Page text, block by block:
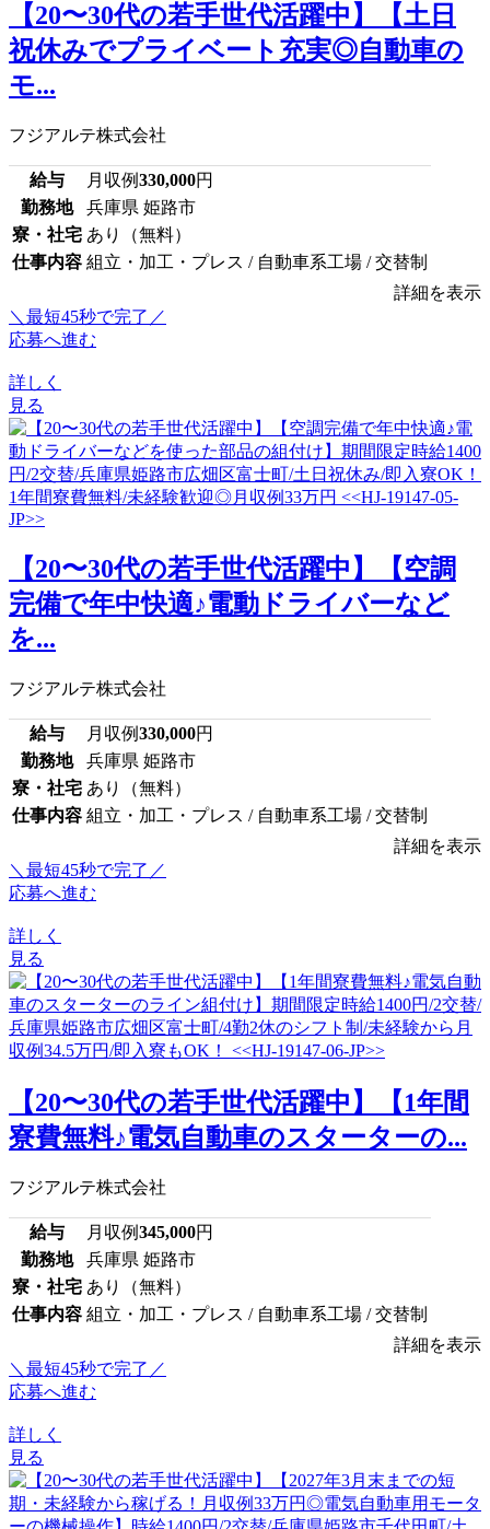
【20〜30代の若手世代活躍中】【土日
祝休みでプライベート充実◎自動車の
モ...
フジアルテ株式会社
給与 月収例330,000円
勤務地
兵庫県 姫路市
寮・社宅 あり（無料）
仕事内容 組立・加工・プレス / 自動車系工場 / 交替制
詳細を表示
＼最短45秒で完了／
応募へ進む
詳しく
見る
【20〜30代の若手世代活躍中】【空調
完備で年中快適♪電動ドライバーなど
を...
フジアルテ株式会社
給与 月収例330,000円
勤務地
兵庫県 姫路市
寮・社宅 あり（無料）
仕事内容 組立・加工・プレス / 自動車系工場 / 交替制
詳細を表示
＼最短45秒で完了／
応募へ進む
詳しく
見る
【20〜30代の若手世代活躍中】【1年間
寮費無料♪電気自動車のスターターの...
フジアルテ株式会社
給与 月収例345,000円
勤務地
兵庫県 姫路市
寮・社宅 あり（無料）
仕事内容 組立・加工・プレス / 自動車系工場 / 交替制
詳細を表示
＼最短45秒で完了／
応募へ進む
詳しく
見る